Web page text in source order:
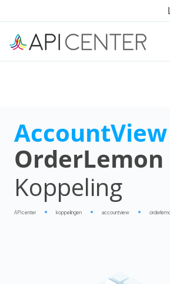
AccountView
OrderLemon
Koppeling
APIcenter koppelingen accountview